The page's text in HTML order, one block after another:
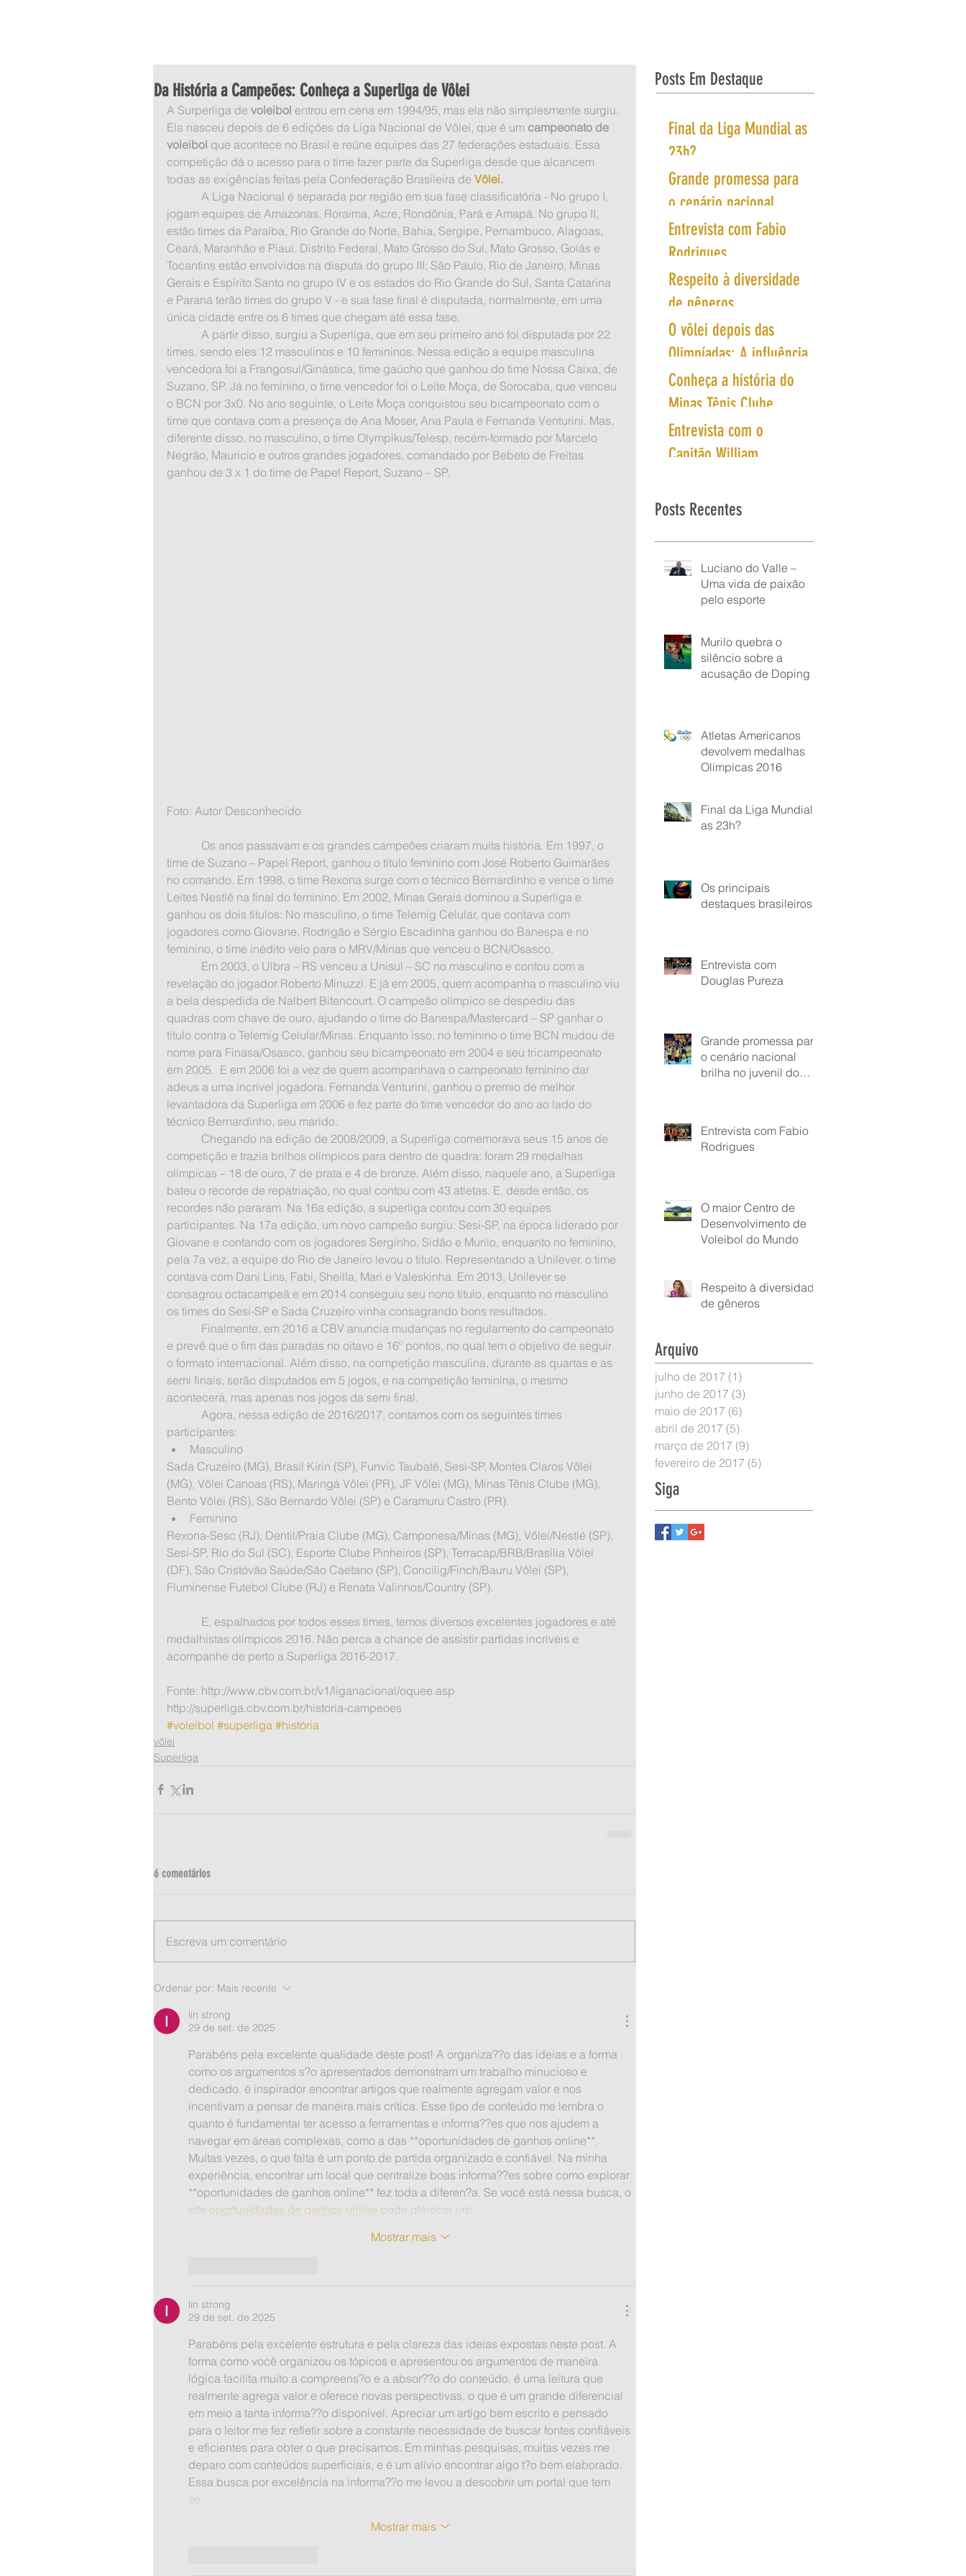
Da História a Campeões: Conheça a Superliga de Vôlei
A Surperliga de voleibol entrou em cena em 1994/95, mas ela não simplesmente surgiu.
Ela nasceu depois de 6 edições da Liga Nacional de Vôlei, que é um campeonato de
voleibol que acontece no Brasil e reúne equipes das 27 federações estaduais. Essa
competição dá o acesso para o time fazer parte da Superliga desde que alcancem
todas as exigências feitas pela Confederação Brasileira de Vôlei.
jogam equipes de Amazonas, Roraima, Acre, Rondônia, Pará e Amapá. No grupo II,
estão times da Paraíba, Rio Grande do Norte, Bahia, Sergipe, Pernambuco, Alagoas,
Ceará, Maranhão e Piauí. Distrito Federal, Mato Grosso do Sul, Mato Grosso, Goiás e
Tocantins estão envolvidos na disputa do grupo III; São Paulo, Rio de Janeiro, Minas
Gerais e Espírito Santo no grupo IV e os estados do Rio Grande do Sul, Santa Catarina
e Paraná terão times do grupo V - e sua fase final é disputada, normalmente, em uma
única cidade entre os 6 times que chegam até essa fase.
times, sendo eles 12 masculinos e 10 femininos. Nessa edição a equipe masculina
vencedora foi a Frangosul/Ginástica, time gaúcho que ganhou do time Nossa Caixa, de
Suzano, SP. Já no feminino, o time vencedor foi o Leite Moça, de Sorocaba, que venceu
o BCN por 3x0. No ano seguinte, o Leite Moça conquistou seu bicampeonato com o
time que contava com a presença de Ana Moser, Ana Paula e Fernanda Venturini. Mas,
diferente disso, no masculino, o time Olympikus/Telesp, recém-formado por Marcelo
Negrão, Mauricio e outros grandes jogadores, comandado por Bebeto de Freitas
ganhou de 3 x 1 do time de Papel Report, Suzano – SP.
Foto: Autor Desconhecido
time de Suzano – Papel Report, ganhou o título feminino com José Roberto Guimarães
no comando. Em 1998, o time Rexona surge com o técnico Bernardinho e vence o time
Leites Nestlé na final do feminino. Em 2002, Minas Gerais dominou a Superliga e
ganhou os dois títulos: No masculino, o time Telemig Celular, que contava com
jogadores como Giovane, Rodrigão e Sérgio Escadinha ganhou do Banespa e no
feminino, o time inédito veio para o MRV/Minas que venceu o BCN/Osasco.
revelação do jogador Roberto Minuzzi. E já em 2005, quem acompanha o masculino viu
a bela despedida de Nalbert Bitencourt. O campeão olímpico se despediu das
quadras com chave de ouro, ajudando o time do Banespa/Mastercard – SP ganhar o
titulo contra o Telemig Celular/Minas. Enquanto isso, no feminino o time BCN mudou de
nome para Finasa/Osasco, ganhou seu bicampeonato em 2004 e seu tricampeonato
em 2005.  E em 2006 foi a vez de quem acompanhava o campeonato feminino dar
adeus a uma incrível jogadora. Fernanda Venturini, ganhou o premio de melhor
levantadora da Superliga em 2006 e fez parte do time vencedor do ano ao lado do
técnico Bernardinho, seu marido.
competição e trazia brilhos olímpicos para dentro de quadra: foram 29 medalhas
olímpicas – 18 de ouro, 7 de prata e 4 de bronze. Além disso, naquele ano, a Superliga
bateu o recorde de repatriação, no qual contou com 43 atletas. E, desde então, os
recordes não pararam. Na 16a edição, a superliga contou com 30 equipes
participantes. Na 17a edição, um novo campeão surgiu: Sesi-SP, na época liderado por
Giovane e contando com os jogadores Serginho, Sidão e Murilo, enquanto no feminino,
pela 7a vez, a equipe do Rio de Janeiro levou o titulo. Representando a Unilever, o time
contava com Dani Lins, Fabi, Sheilla, Mari e Valeskinha. Em 2013, Unilever se
consagrou octacampeã e em 2014 conseguiu seu nono titulo, enquanto no masculino
os times do Sesi-SP e Sada Cruzeiro vinha consagrando bons resultados.
e prevê que o fim das paradas no oitavo e 16º pontos, no qual tem o objetivo de seguir
o formato internacional. Além disso, na competição masculina, durante as quartas e as
semi finais, serão disputados em 5 jogos, e na competição feminina, o mesmo
acontecerá, mas apenas nos jogos da semi final.
participantes:
Masculino
Sada Cruzeiro (MG), Brasil Kirin (SP), Funvic Taubaté, Sesi-SP, Montes Claros Vôlei
(MG), Vôlei Canoas (RS), Maringá Vôlei (PR), JF Vôlei (MG), Minas Tênis Clube (MG),
Bento Vôlei (RS), São Bernardo Vôlei (SP) e Caramuru Castro (PR).
Feminino
Rexona-Sesc (RJ), Dentil/Praia Clube (MG), Camponesa/Minas (MG), Vôlei/Nestlé (SP),
Sesi-SP, Rio do Sul (SC), Esporte Clube Pinheiros (SP), Terracap/BRB/Brasília Vôlei
(DF), São Cristóvão Saúde/São Caetano (SP), Concilig/Finch/Bauru Vôlei (SP),
Fluminense Futebol Clube (RJ) e Renata Valinhos/Country (SP).
medalhistas olímpicos 2016. Não perca a chance de assistir partidas incríveis e
acompanhe de perto a Superliga 2016-2017.
Fonte: http://www.cbv.com.br/v1/liganacional/oquee.asp
http://superliga.cbv.com.br/historia-campeoes
#voleibol #superliga #história
vôlei
Superliga
6 comentários
Escreva um comentário
Ordenar por: Mais recente
lin strong
29 de set. de 2025
Parabéns pela excelente qualidade deste post! A organiza??o das ideias e a forma
como os argumentos s?o apresentados demonstram um trabalho minucioso e
dedicado. é inspirador encontrar artigos que realmente agregam valor e nos
incentivam a pensar de maneira mais crítica. Esse tipo de conteúdo me lembra o
quanto é fundamental ter acesso a ferramentas e informa??es que nos ajudem a
navegar em áreas complexas, como a das **oportunidades de ganhos online**.
Muitas vezes, o que falta é um ponto de partida organizado e confiável. Na minha
experiência, encontrar um local que centralize boas informa??es sobre como explorar
**oportunidades de ganhos online** fez toda a diferen?a. Se você está nessa busca, o
site oportunidades de ganhos online pode oferecer um…
Mostrar mais
lin strong
29 de set. de 2025
Parabéns pela excelente estrutura e pela clareza das ideias expostas neste post. A
forma como você organizou os tópicos e apresentou os argumentos de maneira
lógica facilita muito a compreens?o e a absor??o do conteúdo. é uma leitura que
realmente agrega valor e oferece novas perspectivas, o que é um grande diferencial
em meio a tanta informa??o disponível. Apreciar um artigo bem escrito e pensado
para o leitor me fez refletir sobre a constante necessidade de buscar fontes confiáveis
e eficientes para obter o que precisamos. Em minhas pesquisas, muitas vezes me
deparo com conteúdos superficiais, e é um alívio encontrar algo t?o bem elaborado.
Essa busca por excelência na informa??o me levou a descobrir um portal que tem
se…
Mostrar mais
Posts Em Destaque
Final da Liga Mundial as
23h?
Grande promessa para
o cenário nacional
brilha no juvenil do
Minas Tênis Clube
Entrevista com Fabio
Rodrigues
Respeito à diversidade
de gêneros
O vôlei depois das
Olimpíadas: A influência
do esporte que
conquistou o mundo
Conheça a história do
Minas Tênis Clube
Entrevista com o
Capitão William
Posts Recentes
Luciano do Valle –
Uma vida de paixão
pelo esporte
Murilo quebra o
silêncio sobre a
acusação de Doping
Atletas Americanos
devolvem medalhas
Olímpicas 2016
Final da Liga Mundial
as 23h?
Os principais
destaques brasileiros
Entrevista com
Douglas Pureza
Grande promessa para
o cenário nacional
brilha no juvenil do
Entrevista com Fabio
Rodrigues
O maior Centro de
Desenvolvimento de
Voleibol do Mundo
Respeito à diversidade
de gêneros
Arquivo
julho de 2017 (1)
junho de 2017 (3)
maio de 2017 (6)
abril de 2017 (5)
março de 2017 (9)
fevereiro de 2017 (5)
Siga